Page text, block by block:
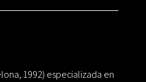
1992) especializada en